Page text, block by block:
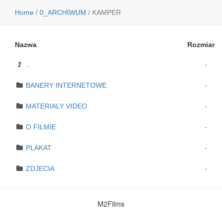
Home / 0_ARCHIWUM / KAMPER
Nazwa Rozmiar
-
BANERY INTERNETOWE -
MATERIALY VIDEO -
O FILMIE -
PLAKAT -
ZDJECIA -
M2Films